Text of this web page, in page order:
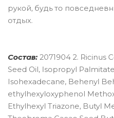
рукой, будь то
отдых.
Состав: 2071904 2. Ricinus
Seed Oil, Isopropyl
Isohexadecane, Behenyl
ethylhexyloxyphenol
Ethylhexyl Triazone, Butyl